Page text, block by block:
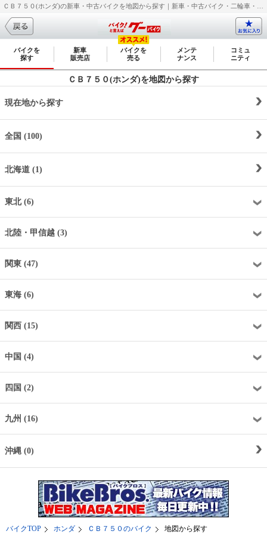
バイクを
探す
新車
販売店
バイクを
売る
メンテ
ナンス
コミュ
ニティ
ＣＢ７５０(ホンダ)を地図から探す
現在地から探す
全国 (100)
北海道 (1)
東北 (6)
北陸・甲信越 (3)
関東 (47)
東海 (6)
関西 (15)
中国 (4)
四国 (2)
九州 (16)
沖縄 (0)
バイクTOP ホンダ ＣＢ７５０のバイク 地図から探す